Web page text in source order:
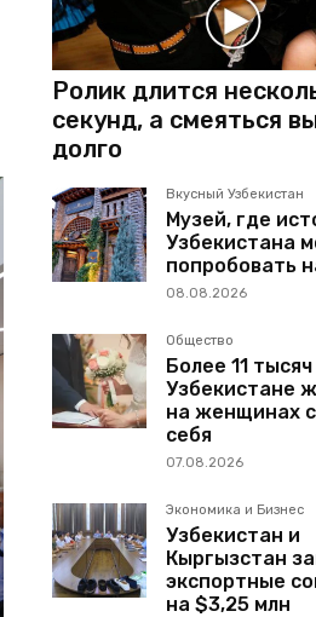
Ролик длится
секунд, а смеяться
долго
Вкусный Узбекистан
Музей, где
Узбекистана
попробовать
08.08.2026
Общество
Более 11
Узбекистане
на женщинах
себя
07.08.2026
Экономика и Бизнес
Узбекистан и
Кыргызстан
экспортные
на $3,25 млн